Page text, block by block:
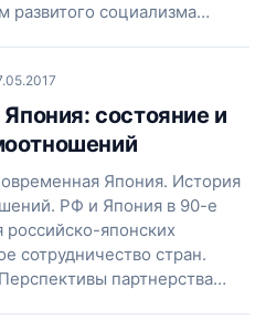
развитого социализма…
состояние и
Япония. История
РФ и Япония в 90-е
российско-японских
сотрудничество стран.
партнерства…